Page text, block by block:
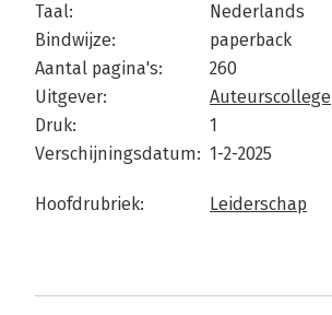
Taal:
Nederlands
Bindwijze:
paperback
Aantal pagina's:
260
Uitgever:
Auteurscollege
Druk:
1
Verschijningsdatum: 1-2-2025
Hoofdrubriek: Leiderschap